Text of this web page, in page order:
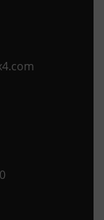
Opens